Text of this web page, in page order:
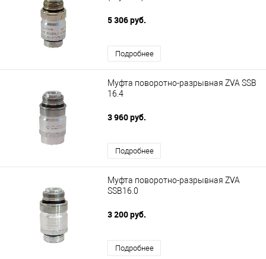
5 306 руб.
Подробнее
Муфта поворотно-разрывная ZVA SSB
16.4
3 960 руб.
Подробнее
Муфта поворотно-разрывная ZVA
SSB16.0
3 200 руб.
Подробнее